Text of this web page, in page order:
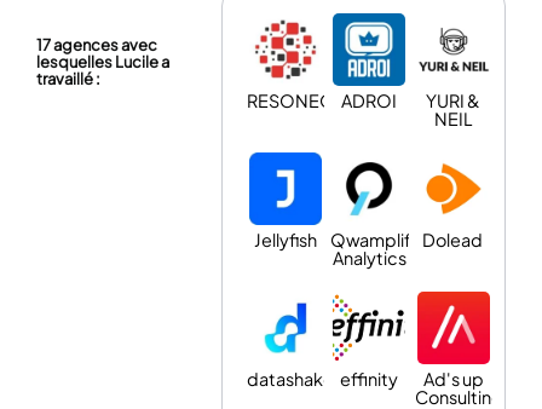
17 agences avec
lesquelles Lucile a
travaillé :
RESONEO ADROI
YURI &
NEIL
Jellyfish
Qwamplify
Analytics
Dolead
datashake effinity
Ad's up
Consulting